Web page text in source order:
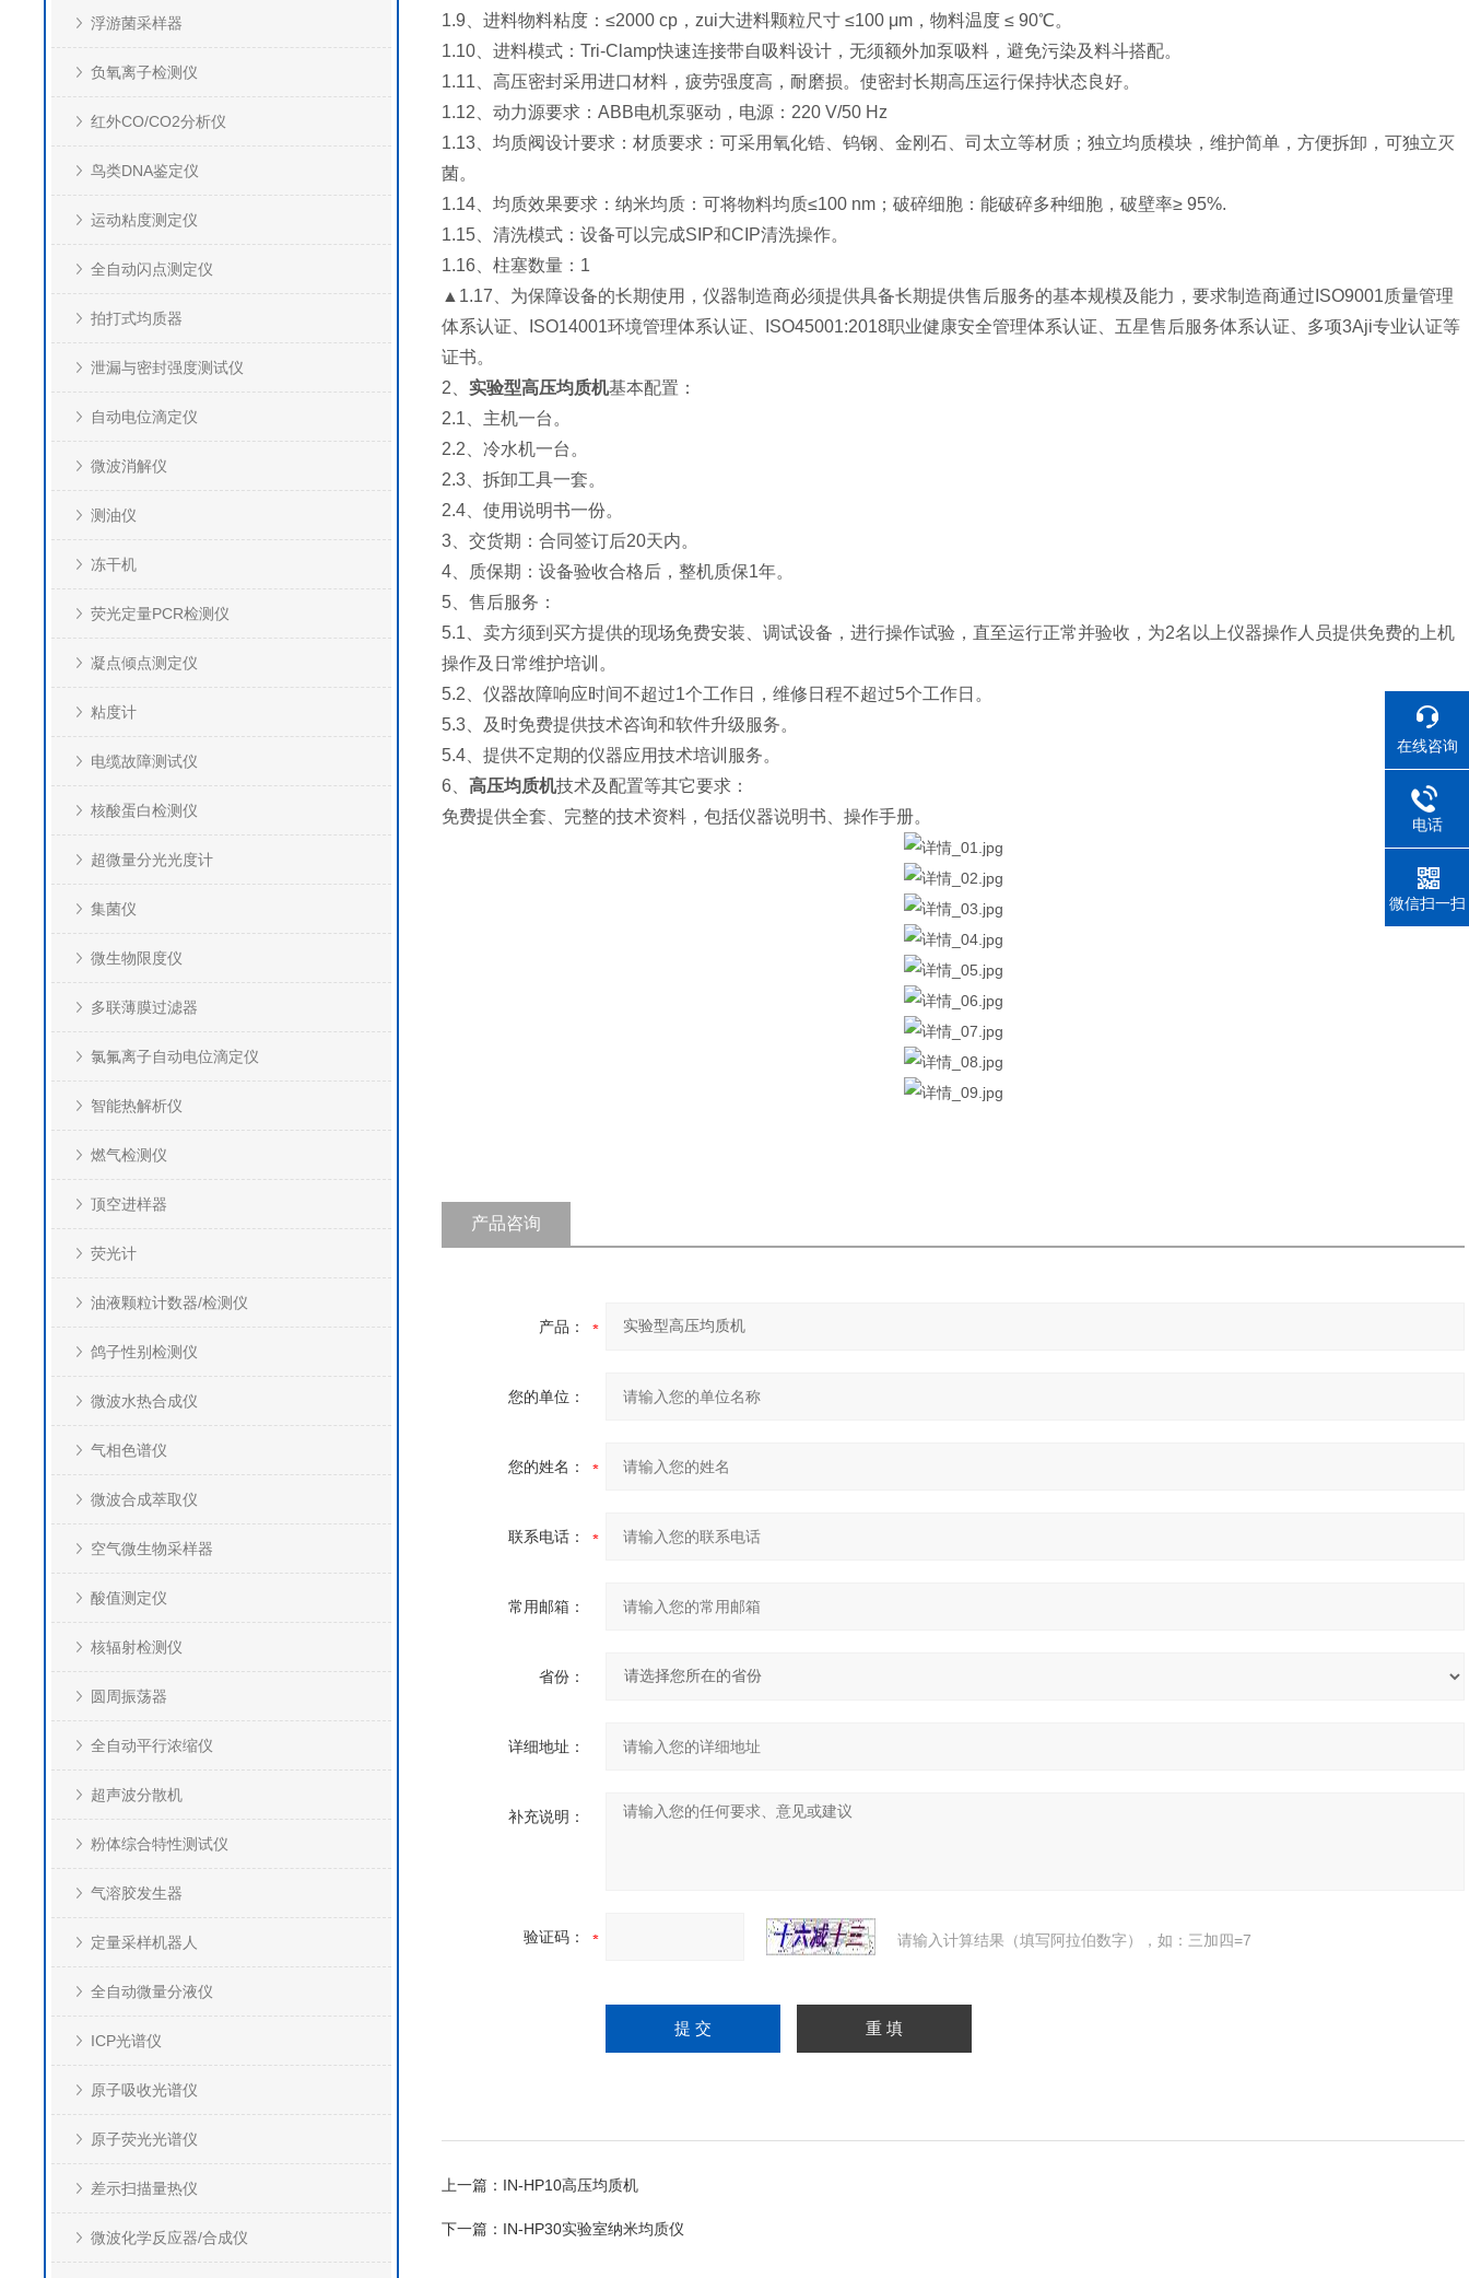
浮游菌采样器
负氧离子检测仪
红外CO/CO2分析仪
鸟类DNA鉴定仪
运动粘度测定仪
全自动闪点测定仪
拍打式均质器
泄漏与密封强度测试仪
自动电位滴定仪
微波消解仪
测油仪
冻干机
荧光定量PCR检测仪
凝点倾点测定仪
粘度计
电缆故障测试仪
核酸蛋白检测仪
超微量分光光度计
集菌仪
微生物限度仪
多联薄膜过滤器
氯氟离子自动电位滴定仪
智能热解析仪
燃气检测仪
顶空进样器
荧光计
油液颗粒计数器/检测仪
鸽子性别检测仪
微波水热合成仪
气相色谱仪
微波合成萃取仪
空气微生物采样器
酸值测定仪
核辐射检测仪
圆周振荡器
全自动平行浓缩仪
超声波分散机
粉体综合特性测试仪
气溶胶发生器
定量采样机器人
全自动微量分液仪
ICP光谱仪
原子吸收光谱仪
原子荧光光谱仪
差示扫描量热仪
微波化学反应器/合成仪
1.9、进料物料粘度：≤2000 cp，zui大进料颗粒尺寸 ≤100 μm，物料温度 ≤ 90℃。
1.10、进料模式：Tri-Clamp快速连接带自吸料设计，无须额外加泵吸料，避免污染及料斗搭配。
1.11、高压密封采用进口材料，疲劳强度高，耐磨损。使密封长期高压运行保持状态良好。
1.12、动力源要求：ABB电机泵驱动，电源：220 V/50 Hz
1.13、均质阀设计要求：材质要求：可采用氧化锆、钨钢、金刚石、司太立等材质；独立均质模块，维护简单，方便拆卸，可独立灭
菌。
1.14、均质效果要求：纳米均质：可将物料均质≤100 nm；破碎细胞：能破碎多种细胞，破壁率≥ 95%.
1.15、清洗模式：设备可以完成SIP和CIP清洗操作。
1.16、柱塞数量：1
▲1.17、为保障设备的长期使用，仪器制造商必须提供具备长期提供售后服务的基本规模及能力，要求制造商通过ISO9001质量管理
体系认证、ISO14001环境管理体系认证、ISO45001:2018职业健康安全管理体系认证、五星售后服务体系认证、多项3Aji专业认证等
证书。
2、 实验型高压均质机基本配置：
2.1、主机一台。
2.2、冷水机一台。
2.3、拆卸工具一套。
2.4、使用说明书一份。
3、交货期：合同签订后20天内。
4、质保期：设备验收合格后，整机质保1年。
5、售后服务：
5.1、卖方须到买方提供的现场免费安装、调试设备，进行操作试验，直至运行正常并验收，为2名以上仪器操作人员提供免费的上机
操作及日常维护培训。
5.2、仪器故障响应时间不超过1个工作日，维修日程不超过5个工作日。
5.3、及时免费提供技术咨询和软件升级服务。
5.4、提供不定期的仪器应用技术培训服务。
6、 高压均质机技术及配置等其它要求：
免费提供全套、完整的技术资料，包括仪器说明书、操作手册。
产品咨询
产品：
您的单位：
您的姓名：
联系电话：
常用邮箱：
省份：
详细地址：
补充说明：
验证码： 请输入计算结果（填写阿拉伯数字），如：三加四=7
上一篇： IN-HP10高压均质机
下一篇： IN-HP30实验室纳米均质仪
在线咨询
电话
微信扫一扫